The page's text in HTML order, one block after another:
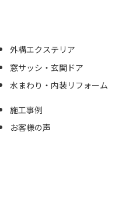
外構エクステリア
窓サッシ・玄関ドア
水まわり・内装リフォーム
施工事例
お客様の声